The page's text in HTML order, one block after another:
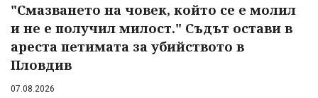
"Смазването на човек, който се е молил
и не е получил милост." Съдът остави в
ареста петимата за убийството в
Пловдив
07.08.2026